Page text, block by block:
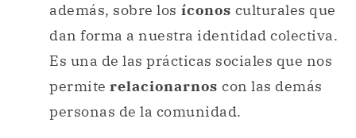
además, sobre los íconos culturales que
dan forma a nuestra identidad colectiva.
Es una de las prácticas sociales que nos
permite relacionarnos con las demás
personas de la comunidad.